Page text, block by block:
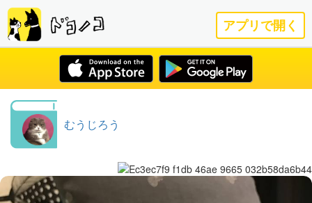
アプリで開く
むうじろう